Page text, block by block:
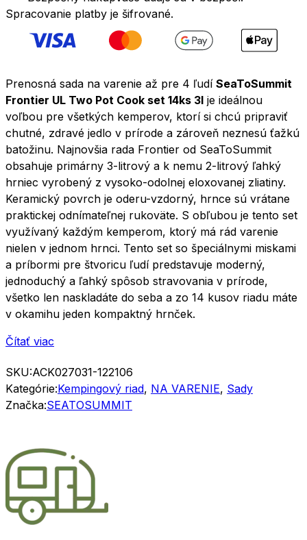
Cook
14ks
Spracovanie platby je šifrované.
Prenosná sada na varenie až pre 4 ľudí SeaToSummit
Frontier UL Two Pot Cook set 14ks 3l je ideálnou
voľbou pre všetkých kemperov, ktorí si chcú pripraviť
chutné, zdravé jedlo v prírode a zároveň neznesú ťažkú
batožinu. Najnovšia rada Frontier od SeaToSummit
obsahuje primárny 3-litrový a k nemu 2-litrový ľahký
hrniec vyrobený z vysoko-odolnej eloxovanej zliatiny.
Keramický povrch je oderu-vzdorný, hrnce sú vrátane
praktickej odnímateľnej rukoväte. S obľubou je tento set
využívaný každým kemperom, ktorý má rád varenie
nielen v jednom hrnci. Tento set so špeciálnymi miskami
a príbormi pre štvoricu ľudí predstavuje moderný,
jednoduchý a ľahký spôsob stravovania v prírode,
všetko len naskladáte do seba a zo 14 kusov riadu máte
v okamihu jeden kompaktný hrnček.
Čítať viac
SKU:ACK027031-122106
Kategórie:Kempingový riad, NA VARENIE, Sady
Značka:SEATOSUMMIT